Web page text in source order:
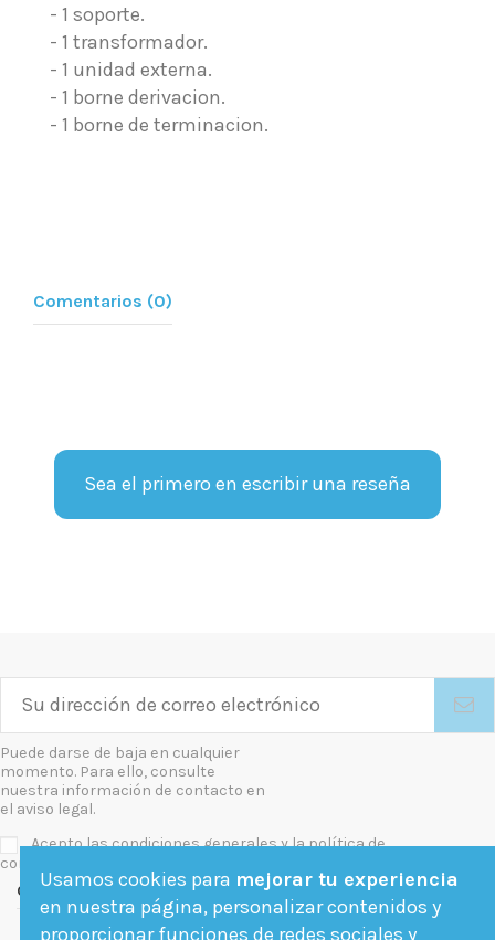
- 1 soporte.
- 1 transformador.
- 1 unidad externa.
- 1 borne derivacion.
- 1 borne de terminacion.
Comentarios (0)
Sea el primero en escribir una reseña
Puede darse de baja en cualquier
momento. Para ello, consulte
nuestra información de contacto en
el aviso legal.
Acepto las condiciones generales y la política de
confidencialidad
Contact us
Usamos cookies para mejorar tu experiencia
en nuestra página, personalizar contenidos y
proporcionar funciones de redes sociales y